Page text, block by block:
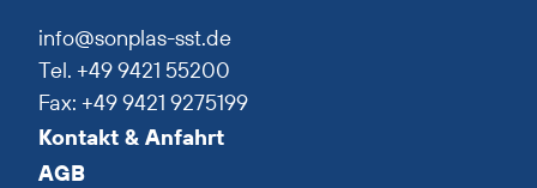
info@sonplas-sst.de
Tel. +49 9421 55200
Fax: +49 9421 9275199
Kontakt & Anfahrt
AGB